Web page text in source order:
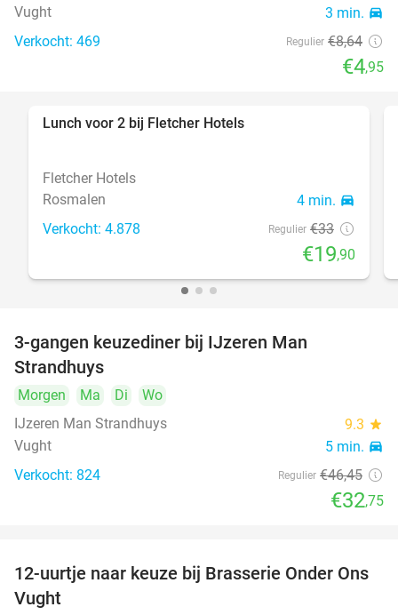
Vught 3 min. directions_car
Verkocht: 469 Regulier €8,64
€4,95
Lunch voor 2 bij Fletcher Hotels
Fletcher Hotels
Rosmalen
4 min. directions_car
Verkocht: 4.878 Regulier €33
€19,90
3-gangen keuzediner bij IJzeren Man
Strandhuys
Morgen Ma Di
Wo
IJzeren Man Strandhuys
9.3 star
Vught 5 min. directions_car
Verkocht: 824 Regulier €46,45
€32,75
31%
12-uurtje naar keuze bij Brasserie Onder Ons
Vught